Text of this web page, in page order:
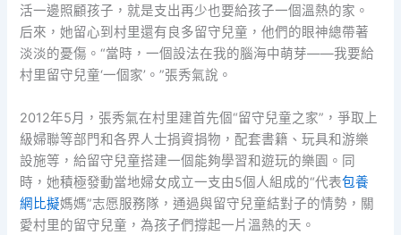
活一邊照顧孩子，就是支出再少也要給孩子一個溫熱的家。
后來，她留心到村里還有良多留守兒童，他們的眼神總帶著
淡淡的憂傷。“當時，一個設法在我的腦海中萌芽——我要給
村里留守兒童‘一個家’。”張秀氣說。
2012年5月，張秀氣在村里建首先個“留守兒童之家”，爭取上
級婦聯等部門和各界人士捐資捐物，配套書籍、玩具和游樂
設施等，給留守兒童搭建一個能夠學習和遊玩的樂園。同
時，她積極發動當地婦女成立一支由5個人組成的“代表包養
網比擬媽媽”志愿服務隊，通過與留守兒童結對子的情勢，關
愛村里的留守兒童，為孩子們撐起一片溫熱的天。